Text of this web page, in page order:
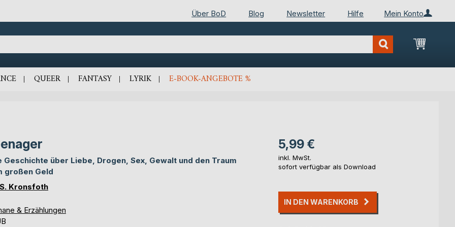
Mein Konto
Über BoD Blog Newsletter Hilfe
Mein
QUEER FANTASY LYRIK E-BOOK-ANGEBOTE %
Geschichte über Liebe, Drogen, Sex, Gewalt und den Traum
großen Geld
Kronsfoth
& Erzählungen
5,99 €
inkl. MwSt.
sofort verfügbar als Download
IN DEN WARENKORB